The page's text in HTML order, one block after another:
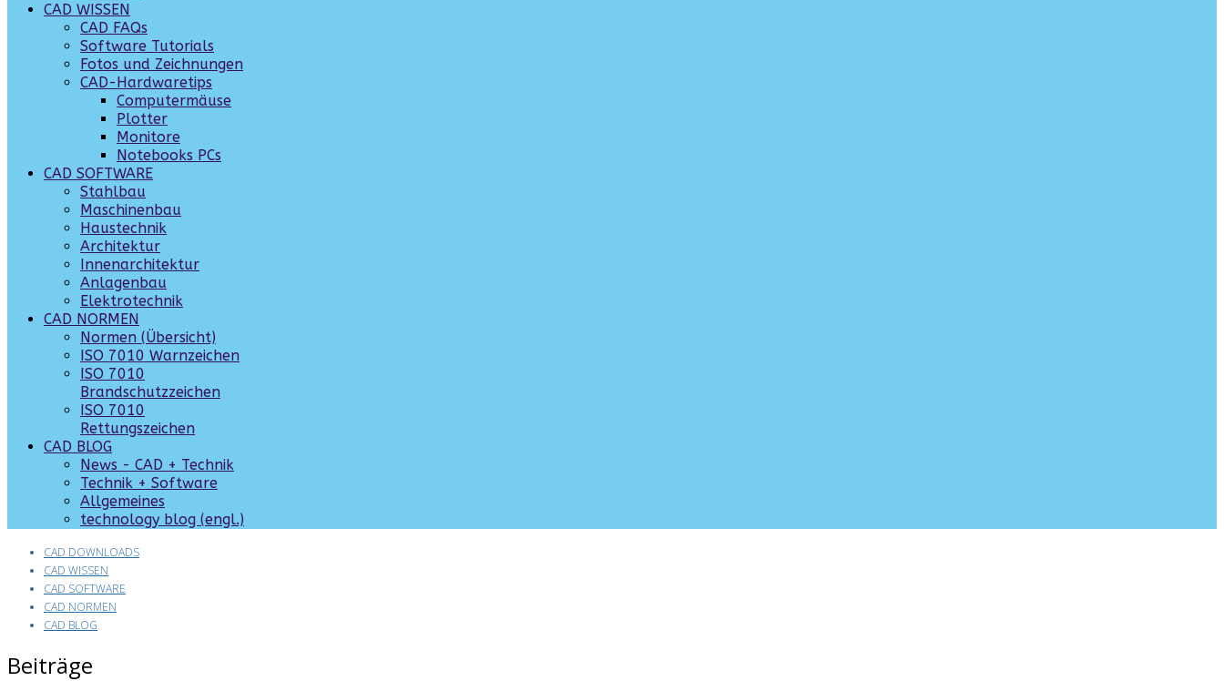
CAD WISSEN
CAD FAQs
Software Tutorials
Fotos und Zeichnungen
CAD-Hardwaretips
Computermäuse
Plotter
Monitore
Notebooks PCs
CAD SOFTWARE
Stahlbau
Maschinenbau
Haustechnik
Architektur
Innenarchitektur
Anlagenbau
Elektrotechnik
CAD NORMEN
Normen (Übersicht)
ISO 7010 Warnzeichen
ISO 7010
Brandschutzzeichen
ISO 7010
Rettungszeichen
CAD BLOG
News - CAD + Technik
Technik + Software
Allgemeines
technology blog (engl.)
CAD DOWNLOADS
CAD WISSEN
CAD SOFTWARE
CAD NORMEN
CAD BLOG
Beiträge